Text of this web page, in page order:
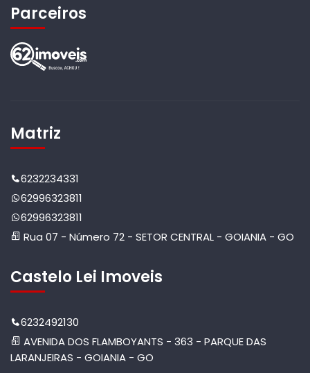
Parceiros
Matriz
6232234331
62996323811
62996323811
Rua 07 - Número 72 - SETOR CENTRAL - GOIANIA - GO
Castelo Lei Imoveis
6232492130
AVENIDA DOS FLAMBOYANTS - 363 - PARQUE DAS
LARANJEIRAS - GOIANIA - GO